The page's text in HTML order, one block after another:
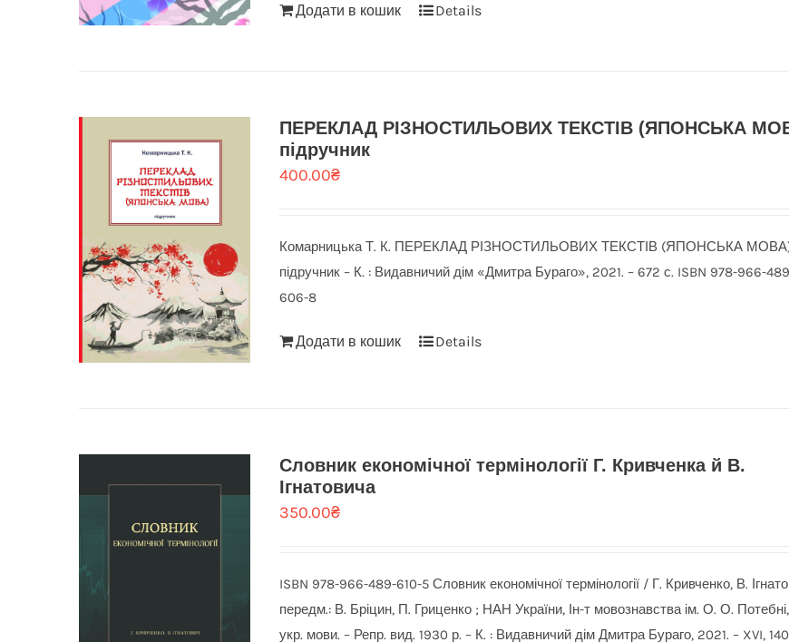
Додати в кошик Details
ПЕРЕКЛАД РІЗНОСТИЛЬОВИХ ТЕКСТІВ (ЯПОНСЬКА
підручник
400.00₴
Комарницька Т. К. ПЕРЕКЛАД РІЗНОСТИЛЬОВИХ ТЕКСТІВ (ЯПОНСЬКА
підручник – К. : Видавничий дім «Дмитра Бураго», 2021. – 672 с. ISBN 978-966-
606-8
Додати в кошик Details
Словник економічної термінології Г. Кривченка й В.
Ігнатовича
350.00₴
ISBN 978-966-489-610-5 Словник економічної термінології / Г. Кривченко, В.
передм.: В. Бріцин, П. Гриценко ; НАН України, Ін-т мовознавства ім. О. О. Потебні,
укр. мови. – Репр. вид. 1930 р. – К. : Видавничий дім Дмитра Бураго, 2021. – XVI,